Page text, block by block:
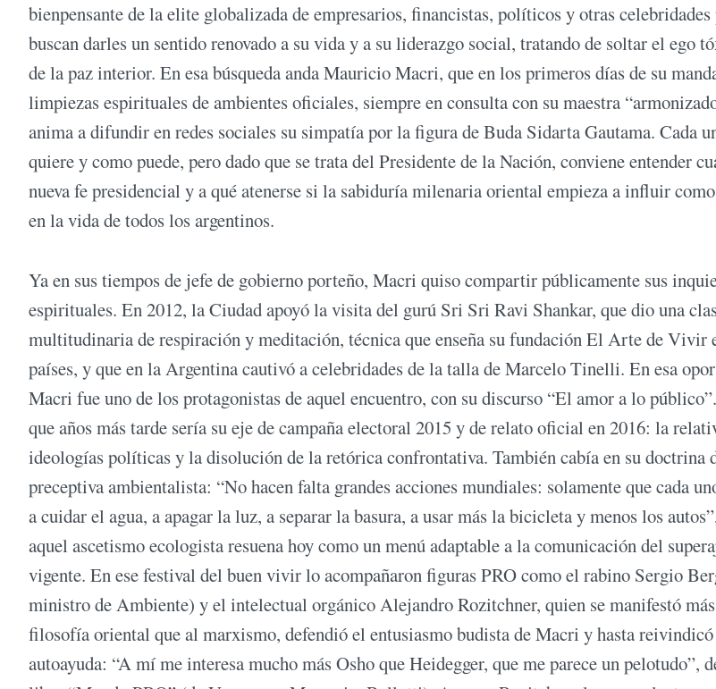
bienpensante de la elite globalizada de empresarios, financistas, políticos y otras celebridades
buscan darles un sentido renovado a su vida y a su liderazgo social, tratando de soltar el ego
de la paz interior. En esa búsqueda anda Mauricio Macri, que en los primeros días de su
limpiezas espirituales de ambientes oficiales, siempre en consulta con su maestra
anima a difundir en redes sociales su simpatía por la figura de Buda Sidarta Gautama. Cada
quiere y como puede, pero dado que se trata del Presidente de la Nación, conviene entender
nueva fe presidencial y a qué atenerse si la sabiduría milenaria oriental empieza a influir
en la vida de todos los argentinos.
Ya en sus tiempos de jefe de gobierno porteño, Macri quiso compartir públicamente sus
espirituales. En 2012, la Ciudad apoyó la visita del gurú Sri Sri Ravi Shankar, que dio una
multitudinaria de respiración y meditación, técnica que enseña su fundación El Arte de Vivir
países, y que en la Argentina cautivó a celebridades de la talla de Marcelo Tinelli. En esa
Macri fue uno de los protagonistas de aquel encuentro, con su discurso “El amor a lo
que años más tarde sería su eje de campaña electoral 2015 y de relato oficial en 2016: la
ideologías políticas y la disolución de la retórica confrontativa. También cabía en su doctrina
preceptiva ambientalista: “No hacen falta grandes acciones mundiales: solamente que cada
a cuidar el agua, a apagar la luz, a separar la basura, a usar más la bicicleta y menos los
aquel ascetismo ecologista resuena hoy como un menú adaptable a la comunicación del
vigente. En ese festival del buen vivir lo acompañaron figuras PRO como el rabino Sergio
ministro de Ambiente) y el intelectual orgánico Alejandro Rozitchner, quien se manifestó
filosofía oriental que al marxismo, defendió el entusiasmo budista de Macri y hasta
autoayuda: “A mí me interesa mucho más Osho que Heidegger, que me parece un pelotudo”,